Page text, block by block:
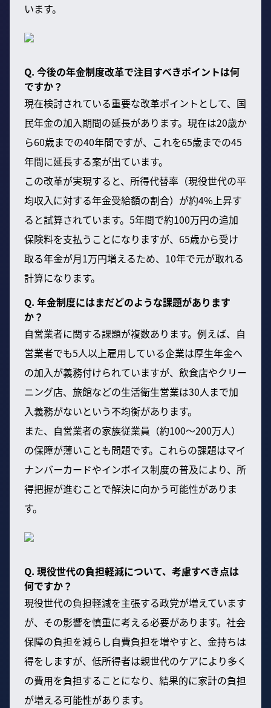
います。
Q. 今後の年金制度改革で注目すべきポイントは何
ですか？
現在検討されている重要な改革ポイントとして、国
民年金の加入期間の延長があります。現在は20歳か
ら60歳までの40年間ですが、これを65歳までの45
年間に延長する案が出ています。
この改革が実現すると、所得代替率（現役世代の平
均収入に対する年金受給額の割合）が約4%上昇す
ると試算されています。5年間で約100万円の追加
保険料を支払うことになりますが、65歳から受け
取る年金が月1万円増えるため、10年で元が取れる
計算になります。
Q. 年金制度にはまだどのような課題があります
か？
自営業者に関する課題が複数あります。例えば、自
営業者でも5人以上雇用している企業は厚生年金へ
の加入が義務付けられていますが、飲食店やクリー
ニング店、旅館などの生活衛生営業は30人まで加
入義務がないという不均衡があります。
また、自営業者の家族従業員（約100〜200万人）
の保障が薄いことも問題です。これらの課題はマイ
ナンバーカードやインボイス制度の普及により、所
得把握が進むことで解決に向かう可能性がありま
す。
Q. 現役世代の負担軽減について、考慮すべき点は
何ですか？
現役世代の負担軽減を主張する政党が増えています
が、その影響を慎重に考える必要があります。社会
保障の負担を減らし自費負担を増やすと、金持ちは
得をしますが、低所得者は親世代のケアにより多く
の費用を負担することになり、結果的に家計の負担
が増える可能性があります。